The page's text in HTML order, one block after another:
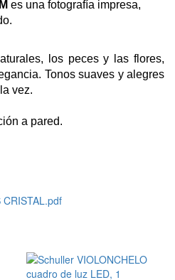
es una fotografía impresa,
los peces y las flores,
Tonos suaves y alegres
vez.
a pared.
CRISTAL.pdf